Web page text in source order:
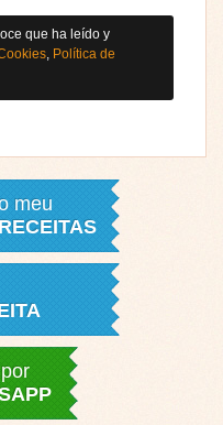
meu
que ha leído y
, Política de